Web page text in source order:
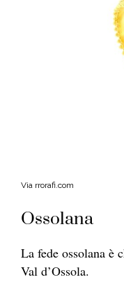
Via rrorafi.com
Ossolana
La fede ossolana è
Val d’Ossola.